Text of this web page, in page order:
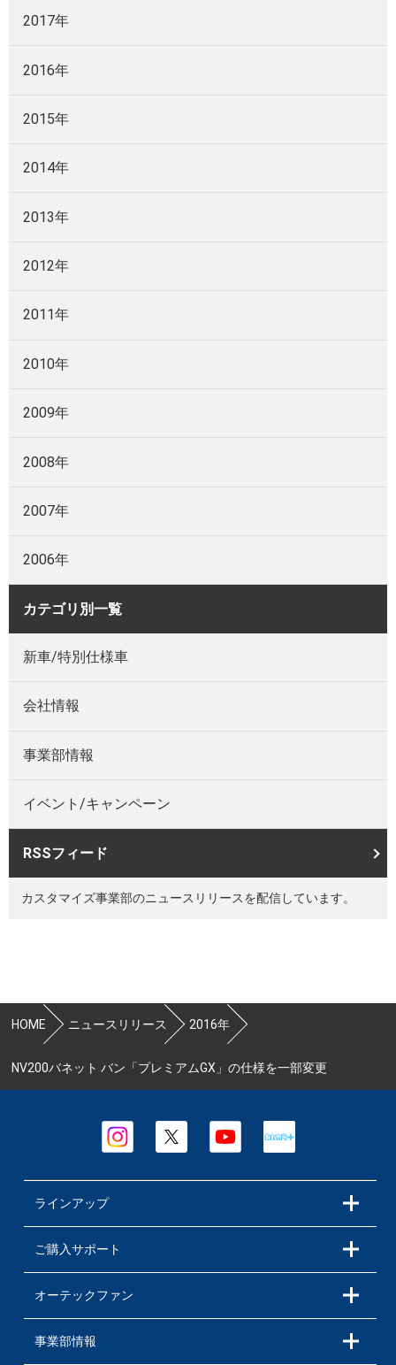
2017年
2016年
2015年
2014年
2013年
2012年
2011年
2010年
2009年
2008年
2007年
2006年
カテゴリ別一覧
新車/特別仕様車
会社情報
事業部情報
イベント/キャンペーン
RSSフィード
カスタマイズ事業部のニュースリリースを配信しています。
HOME ニュースリリース 2016年
NV200バネット バン「プレミアムGX」の仕様を一部変更
ラインアップ
ご購入サポート
オーテックファン
事業部情報